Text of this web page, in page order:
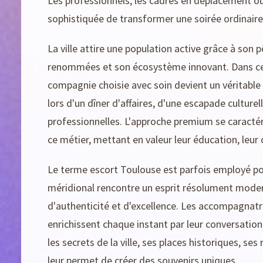
sophistiquée de transformer une soirée
La ville attire une population active grâce à son
renommées et son écosystème innovant. Dans
compagnie choisie avec soin devient un
lors d'un dîner d'affaires, d'une escapade
professionnelles. L'approche premium se
ce métier, mettant en valeur leur éducation,
Le terme escort Toulouse est parfois employé
méridional rencontre un esprit résolument
d'authenticité et d'excellence. Les
enrichissent chaque instant par leur
les secrets de la ville, ses places historiques,